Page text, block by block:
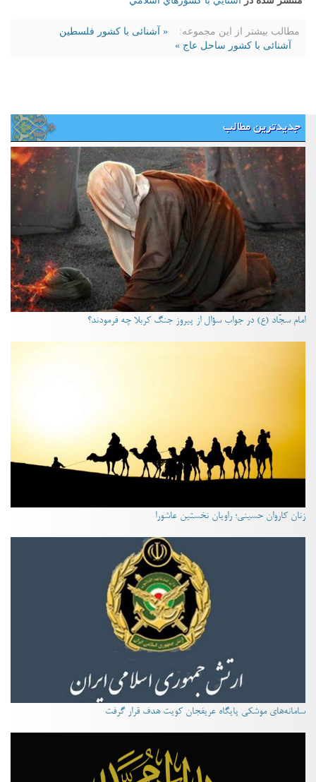
مطالب بیشتر از این مجموعه:
« آشنائی با کشور فلسطین
آشنائی با کشور ساحل عاج »
جدیدترین مطالب
امام سجّاد (ع) در جواب سؤال از پیروز جنگ کربلا چه فرمودند؟
زنان کاروان حسینی؛ راویان نخستین عاشورا
سامانه‌های موشکی پایگاه عریفجان کویت هدف قرار گرفت